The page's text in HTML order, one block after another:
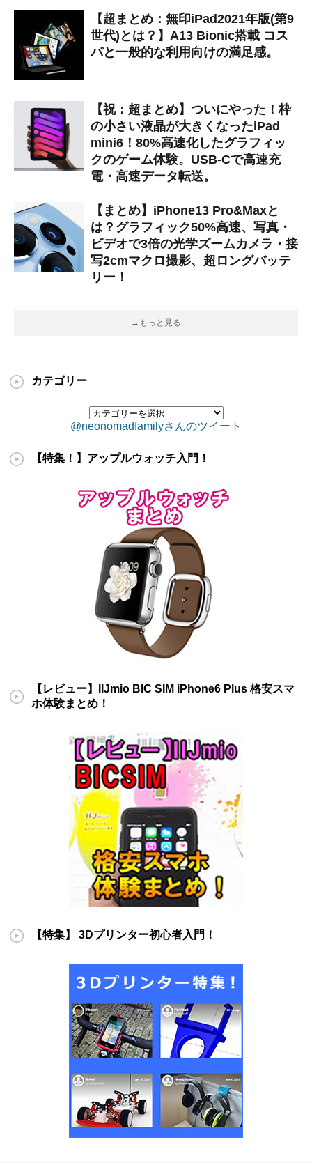
【超まとめ：無印iPad2021年版(第9
世代)とは？】A13 Bionic搭載 コス
パと一般的な利用向けの満足感。
【祝：超まとめ】ついにやった！枠
の小さい液晶が大きくなったiPad
mini6！80%高速化したグラフィッ
クのゲーム体験。USB-Cで高速充
電・高速データ転送。
【まとめ】iPhone13 Pro&Maxと
は？グラフィック50%高速、写真・
ビデオで3倍の光学ズームカメラ・接
写2cmマクロ撮影、超ロングバッテ
リー！
→もっと見る
カテゴリー
@neonomadfamilyさんのツイート
【特集！】アップルウォッチ入門！
【レビュー】IIJmio BIC SIM iPhone6 Plus 格安スマ
ホ体験まとめ！
【特集】 3Dプリンター初心者入門！